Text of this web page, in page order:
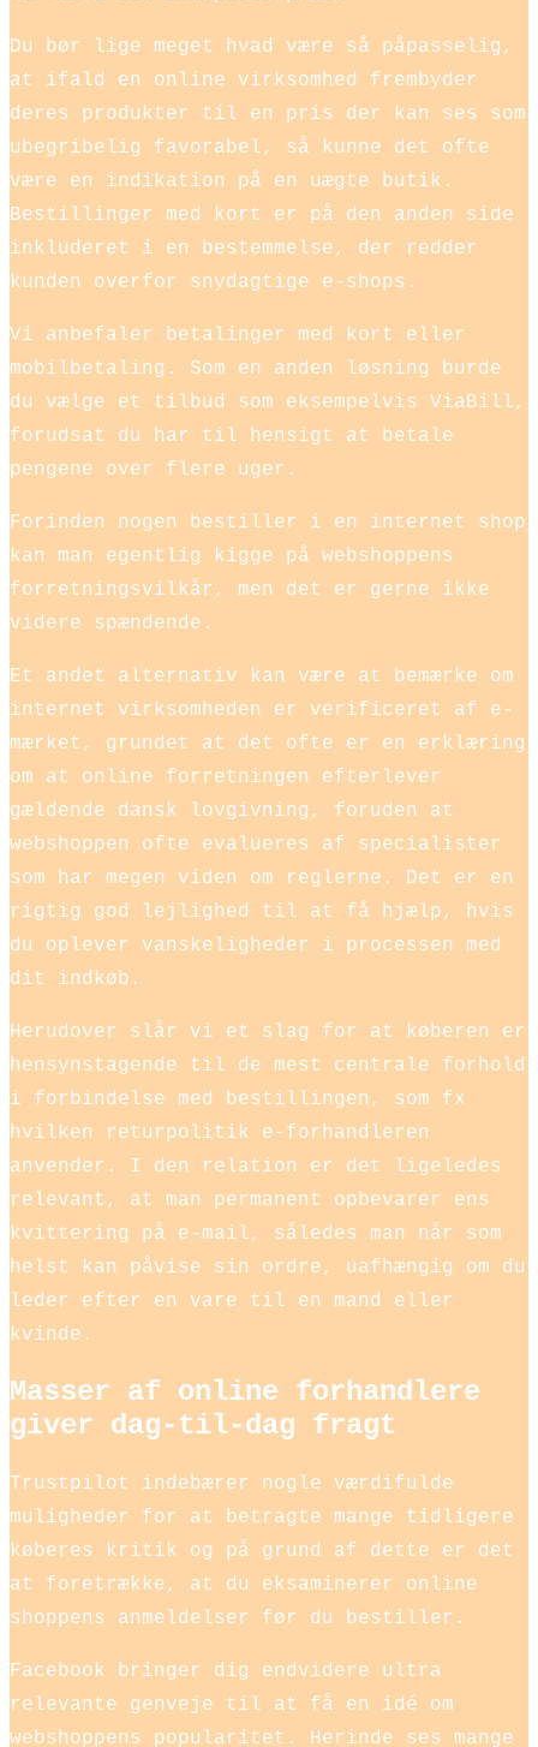
Du bør lige meget hvad være så påpasselig,
at ifald en online virksomhed frembyder
deres produkter til en pris der kan ses som
ubegribelig favorabel, så kunne det ofte
være en indikation på en uægte butik.
Bestillinger med kort er på den anden side
inkluderet i en bestemmelse, der redder
kunden overfor snydagtige e-shops.
Vi anbefaler betalinger med kort eller
mobilbetaling. Som en anden løsning burde
du vælge et tilbud som eksempelvis ViaBill,
forudsat du har til hensigt at betale
pengene over flere uger.
Forinden nogen bestiller i en internet shop
kan man egentlig kigge på webshoppens
forretningsvilkår, men det er gerne ikke
videre spændende.
Et andet alternativ kan være at bemærke om
internet virksomheden er verificeret af e-
mærket, grundet at det ofte er en erklæring
om at online forretningen efterlever
gældende dansk lovgivning, foruden at
webshoppen ofte evalueres af specialister
som har megen viden om reglerne. Det er en
rigtig god lejlighed til at få hjælp, hvis
du oplever vanskeligheder i processen med
dit indkøb.
Herudover slår vi et slag for at køberen er
hensynstagende til de mest centrale forhold
i forbindelse med bestillingen, som fx
hvilken returpolitik e-forhandleren
anvender. I den relation er det ligeledes
relevant, at man permanent opbevarer ens
kvittering på e-mail, således man når som
helst kan påvise sin ordre, uafhængig om du
leder efter en vare til en mand eller
kvinde.
Masser af online forhandlere
giver dag-til-dag fragt
Trustpilot indebærer nogle værdifulde
muligheder for at betragte mange tidligere
køberes kritik og på grund af dette er det
at foretrække, at du eksaminerer online
shoppens anmeldelser før du bestiller.
Facebook bringer dig endvidere ultra
relevante genveje til at få en idé om
webshoppens popularitet. Herinde ses mange